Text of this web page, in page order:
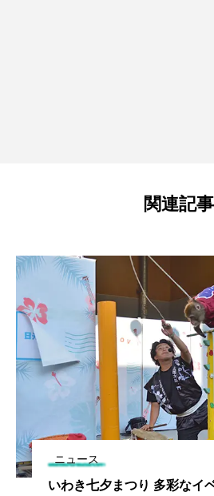
関連記事
ニュース
いわき七夕まつり 多彩なイ